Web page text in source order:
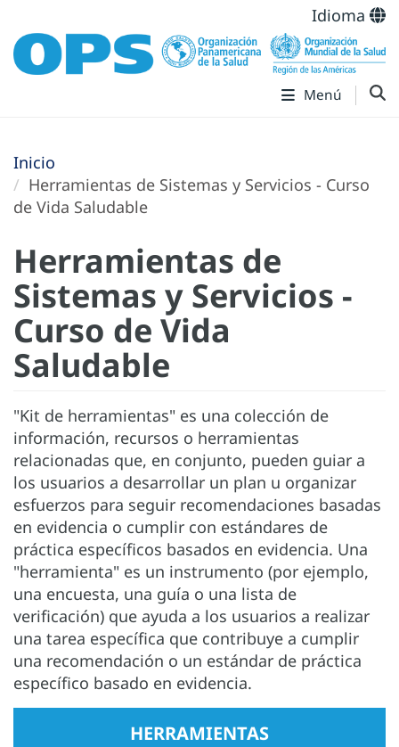
Idioma
Menú
Inicio
Herramientas de Sistemas y Servicios - Curso
de Vida Saludable
Herramientas de
Sistemas y Servicios -
Curso de Vida
Saludable
"Kit de herramientas" es una colección de
información, recursos o herramientas
relacionadas que, en conjunto, pueden guiar a
los usuarios a desarrollar un plan u organizar
esfuerzos para seguir recomendaciones basadas
en evidencia o cumplir con estándares de
práctica específicos basados en evidencia. Una
"herramienta" es un instrumento (por ejemplo,
una encuesta, una guía o una lista de
verificación) que ayuda a los usuarios a realizar
una tarea específica que contribuye a cumplir
una recomendación o un estándar de práctica
específico basado en evidencia.
HERRAMIENTAS